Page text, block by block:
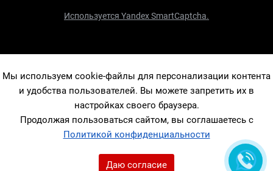
Используется Yandex SmartCaptcha.
Мы используем cookie-файлы для персонализации контента
и удобства пользователей. Вы можете запретить их в
настройках своего браузера.
Продолжая пользоваться сайтом, вы соглашаетесь с
Политикой конфиденциальности
Даю согласие